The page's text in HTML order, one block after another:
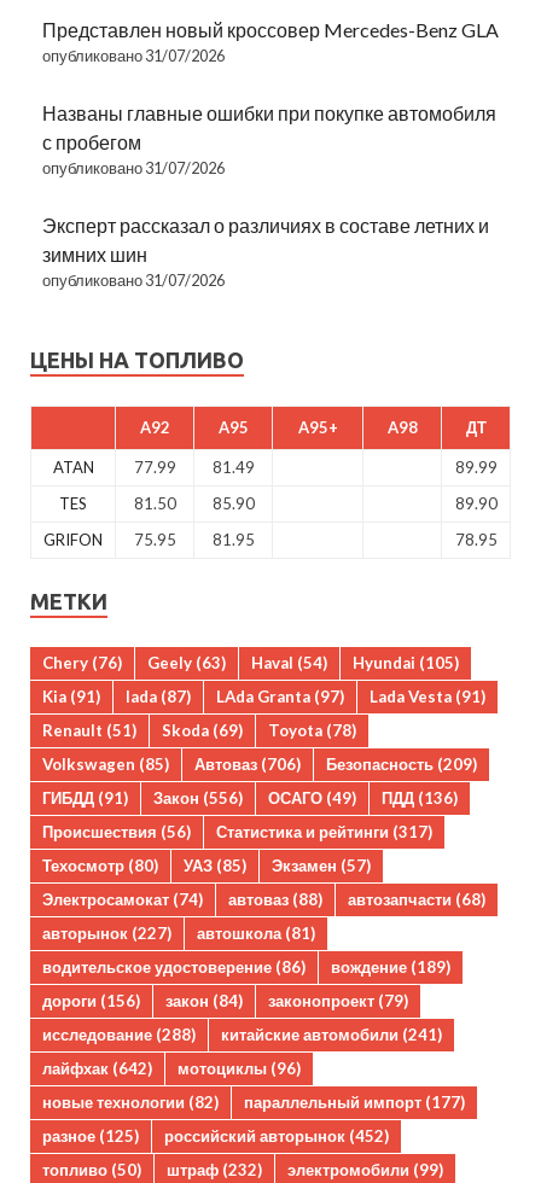
Представлен новый кроссовер Mercedes-Benz GLA
опубликовано 31/07/2026
Названы главные ошибки при покупке автомобиля
с пробегом
опубликовано 31/07/2026
Эксперт рассказал о различиях в составе летних и
зимних шин
опубликовано 31/07/2026
ЦЕНЫ НА ТОПЛИВО
A92 A95 A95+ A98 ДТ
ATAN 77.99 81.49
89.99
TES
81.50 85.90
89.90
GRIFON
75.95 81.95 78.95
МЕТКИ
Chery (76) Geely (63) Haval (54) Hyundai (105)
Kia (91) lada (87) LAda Granta (97) Lada Vesta (91)
Renault (51) Skoda (69) Toyota (78)
Volkswagen (85) Автоваз (706) Безопасность (209)
ГИБДД (91) Закон (556) ОСАГО (49) ПДД (136)
Происшествия (56) Статистика и рейтинги (317)
Техосмотр (80) УАЗ (85) Экзамен (57)
Электросамокат (74) автоваз (88) автозапчасти (68)
авторынок (227) автошкола(81)
водительское удостоверение (86) вождение (189)
дороги (156) закон (84) законопроект (79)
исследование (288) китайские автомобили (241)
лайфхак (642) мотоциклы (96)
новые технологии (82) параллельный импорт (177)
разное (125) российский авторынок (452)
топливо (50) штраф (232) электромобили (99)